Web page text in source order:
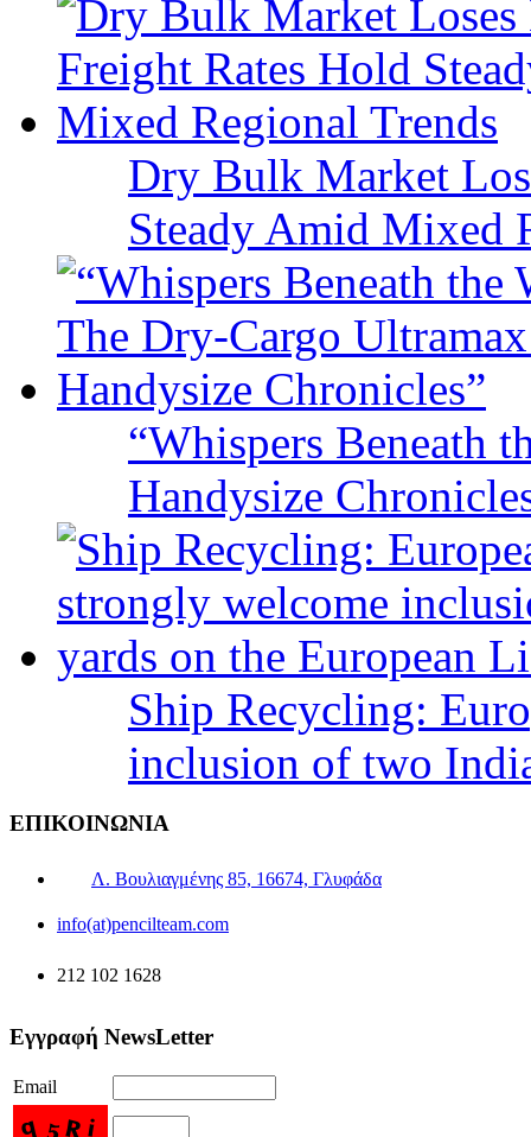
Dry Bulk Market
Steady Amid Mixed
“Whispers Beneath
Handysize
Ship Recycling:
inclusion of two
ΕΠΙΚΟΙΝΩΝΙΑ
Λ. Βουλιαγμένης 85, 16674, Γλυφάδα
info(at)pencilteam.com
212 102 1628
Εγγραφή NewsLetter
Email